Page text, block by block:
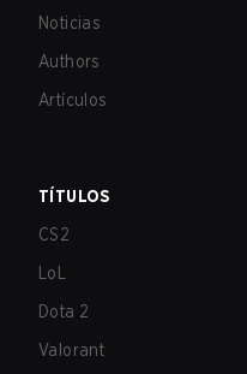
Noticias
Authors
Artículos
TÍTULOS
CS2
LoL
Dota 2
Valorant